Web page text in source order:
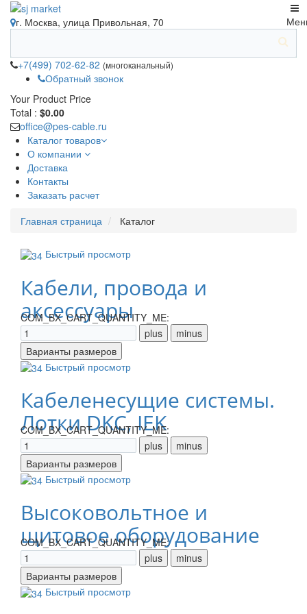
г. Москва, улица Привольная, 70
+7(499) 702-62-82 (многоканальный)
Обратный звонок
Your Product Price
Total : $0.00
office@pes-cable.ru
Каталог товаров
О компании
Доставка
Контакты
Заказать расчет
Главная страница Каталог
Быстрый просмотр
Кабели, провода и
аксессуары
COM_BX_CART_QUANTITY_ME:
Быстрый просмотр
Кабеленесущие системы.
Лотки DKC, IEK
COM_BX_CART_QUANTITY_ME:
Быстрый просмотр
Высоковольтное и
щитовое оборудование
COM_BX_CART_QUANTITY_ME:
Быстрый просмотр